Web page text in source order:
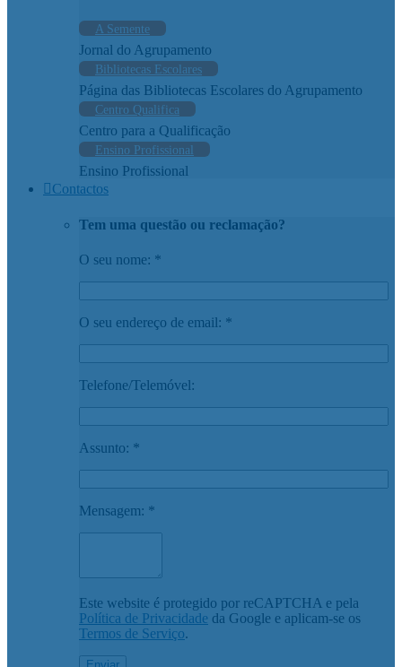
A Semente
Jornal do Agrupamento
Bibliotecas Escolares
Página das Bibliotecas Escolares do Agrupamento
Centro Qualifica
Centro para a Qualificação
Ensino Profissional
Ensino Profissional
Contactos
Tem uma questão ou reclamação?
O seu nome: *
O seu endereço de email: *
Telefone/Telemóvel:
Assunto: *
Mensagem: *
Este website é protegido por reCAPTCHA e pela
Política de Privacidade da Google e aplicam-se os
Termos de Serviço.